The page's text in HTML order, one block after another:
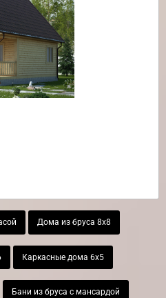
Дома из бруса 8х8
Каркасные дома 6х5
Бани из бруса с мансардой